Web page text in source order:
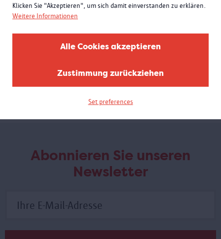
Klicken Sie "Akzeptieren", um sich damit einverstanden zu erklären.
Weitere Informationen
Alle Cookies akzeptieren
Zustimmung zurückziehen
Set preferences
Breaking Boundaries
Trophäen und Medaillen der Sportveranstaltung und ihrer
Teilnehmer.
Abonnieren Sie unseren
Newsletter